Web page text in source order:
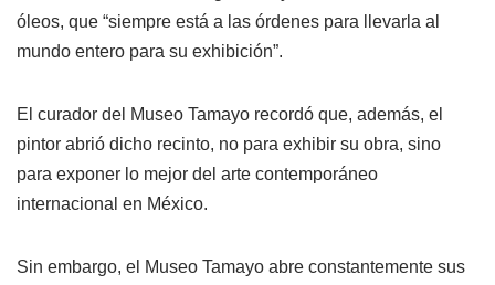
óleos, que “siempre está a las órdenes para llevarla al
mundo entero para su exhibición”.
El curador del Museo Tamayo recordó que, además, el
pintor abrió dicho recinto, no para exhibir su obra, sino
para exponer lo mejor del arte contemporáneo
internacional en México.
Sin embargo, el Museo Tamayo abre constantemente sus